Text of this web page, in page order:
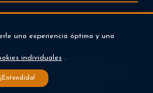
médica: el médico
sobrecargas de varios
de pruebas que podrían
una experiencia óptima y una
individuales .
¡Entendido!